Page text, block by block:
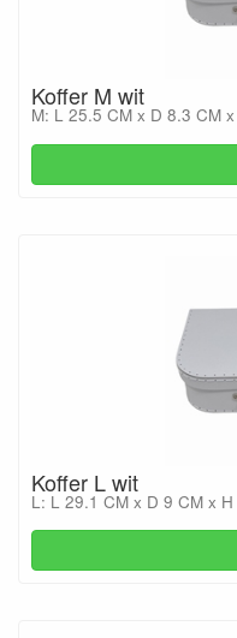
Koffer M wit
M: L 25.5 CM x D 8.3 CM
Koffer L wit
L: L 29.1 CM x D 9 CM x